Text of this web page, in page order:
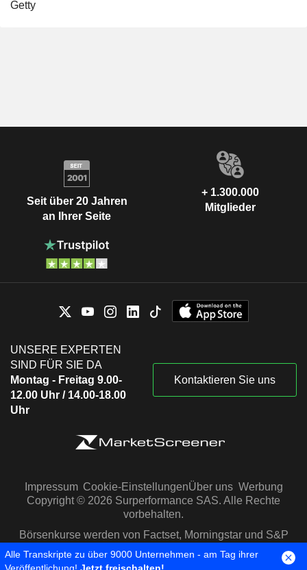
Getty
Seit über 20 Jahren
an Ihrer Seite
+ 1.300.000
Mitglieder
UNSERE EXPERTEN
SIND FÜR SIE DA
Montag - Freitag 9.00-
12.00 Uhr / 14.00-18.00
Uhr
Kontaktieren Sie uns
Impressum Cookie-EinstellungenÜber uns Werbung
Copyright © 2026 Surperformance SAS. Alle Rechte
vorbehalten.
Börsenkurse werden von Factset, Morningstar und S&P
Capital IQ zur Verfügung gestellt
Alle Transkripte zu über 9000 Unternehmen - am Tag ihrer